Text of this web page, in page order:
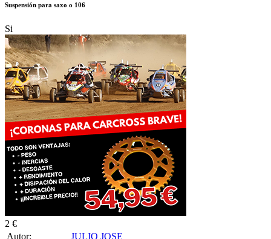
Suspensión para saxo o 106
Si
2 €
Autor:
JULIO JOSE